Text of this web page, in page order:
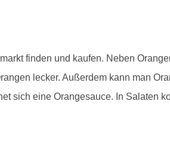
finden und kaufen. Neben
lecker. Außerdem kann man
sich eine Orangesauce. In Salaten